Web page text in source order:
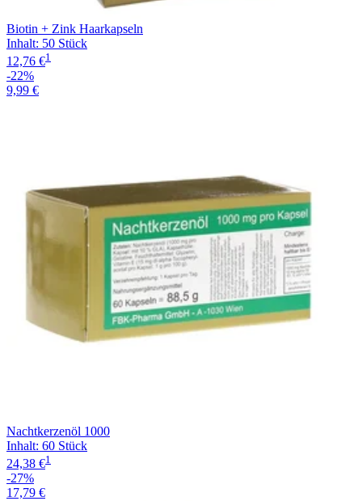
Biotin + Zink Haarkapseln
Inhalt: 50 Stück
12,76 €1
-22%
9,99 €
Nachtkerzenöl 1000
Inhalt: 60 Stück
24,38 €1
-27%
17,79 €